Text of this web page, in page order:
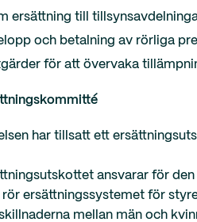
ersättning till
och betalning av rörliga
för att övervaka
har tillsatt ett
ansvarar för
rör ersättningssystemet för
mellan män och